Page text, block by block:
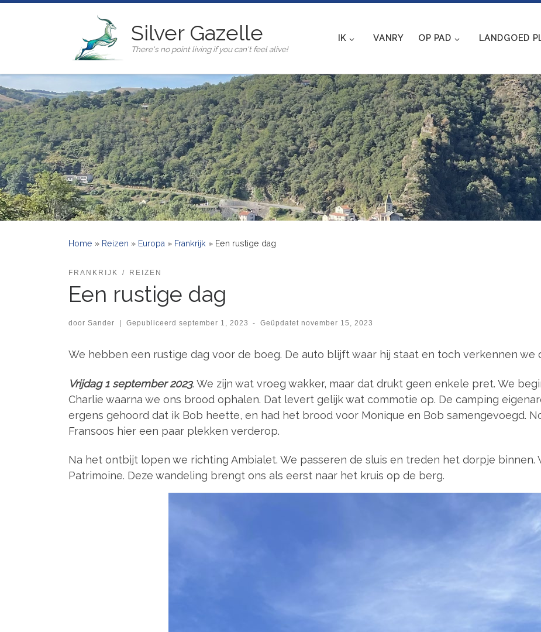
Silver Gazelle
There's no point living if you can't feel alive!
IK VANRY OP PAD LANDGOED
Home » Reizen » Europa » Frankrijk » Een rustige dag
FRANKRIJK REIZEN
Een rustige dag
door Sander Gepubliceerd september 1, 2023 - Geüpdatetnovember 15, 2023
We hebben een rustige dag voor de boeg. De auto blijft waar hij staat en toch verkennen we
Vrijdag 1 september 2023. We zijn wat vroeg wakker, maar dat drukt geen enkele pret. We
Charlie waarna we ons brood ophalen. Dat levert gelijk wat commotie op. De camping
ergens gehoord dat ik Bob heette, en had het brood voor Monique en Bob samengevoegd.
Fransoos hier een paar plekken verderop.
Na het ontbijt lopen we richting Ambialet. We passeren de sluis en treden het dorpje binnen.
Patrimoine. Deze wandeling brengt ons als eerst naar het kruis op de berg.